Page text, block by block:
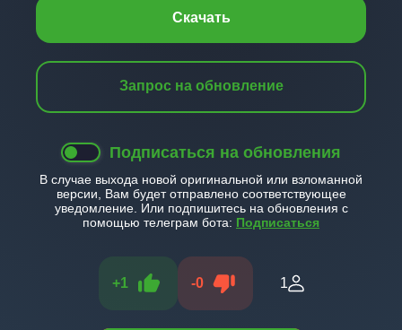
Скачать
Запрос на обновление
Подписаться на обновления
В случае выхода новой оригинальной или взломанной
версии, Вам будет отправлено соответствующее
уведомление. Или подпишитесь на обновления с
помощью телеграм бота: Подписаться
+1 -0 1